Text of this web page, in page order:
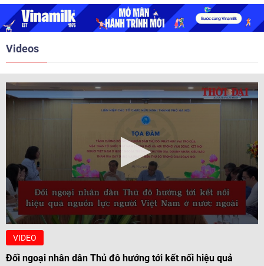
nghị Cấp cao vào các năm 2005,
2010, 2016, 2018, 2021.
Videos
VIDEO
Đối ngoại nhân dân Thủ đô hướng tới kết nối hiệu quả